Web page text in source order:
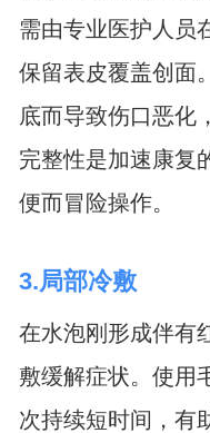
需由专业医护人员
保留表皮覆盖创面
底而导致伤口恶化
完整性是加速康复
便而冒险操作。
3.局部冷敷
在水泡刚形成伴有
敷缓解症状。使用
次持续短时间，有